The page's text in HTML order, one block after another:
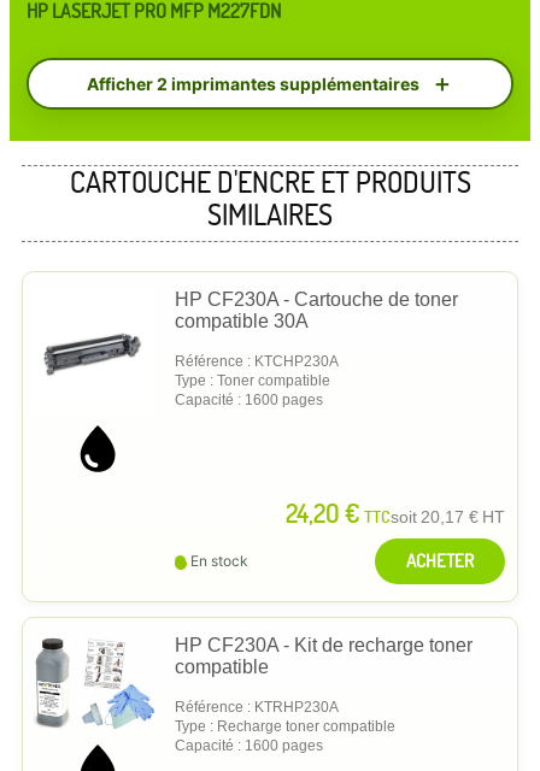
HP LASERJET PRO MFP M227FDN
Afficher 2 imprimantes supplémentaires
CARTOUCHE D'ENCRE ET PRODUITS
SIMILAIRES
HP CF230A - Cartouche de toner
compatible 30A
Référence : KTCHP230A
Type : Toner compatible
Capacité : 1600 pages
24,20 € TTCsoit 20,17 € HT
En stock ACHETER
HP CF230A - Kit de recharge toner
compatible
Référence : KTRHP230A
Type : Recharge toner compatible
Capacité : 1600 pages